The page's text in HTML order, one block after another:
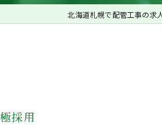
北海道札幌で配管工事の求
採用